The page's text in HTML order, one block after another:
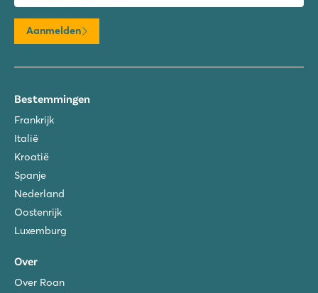
Aanmelden
Bestemmingen
Frankrijk
Italië
Kroatië
Spanje
Nederland
Oostenrijk
Luxemburg
Over
Over Roan